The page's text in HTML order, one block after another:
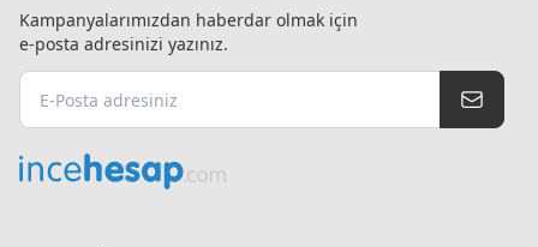
Kampanyalarımızdan haberdar olmak için
e-posta adresinizi yazınız.